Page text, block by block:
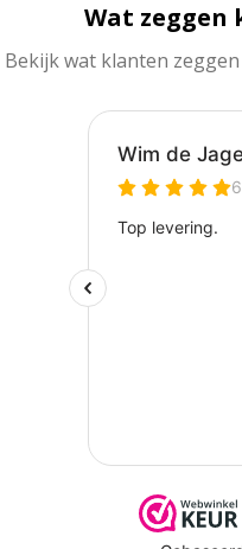
Wat zeggen
Bekijk wat klanten